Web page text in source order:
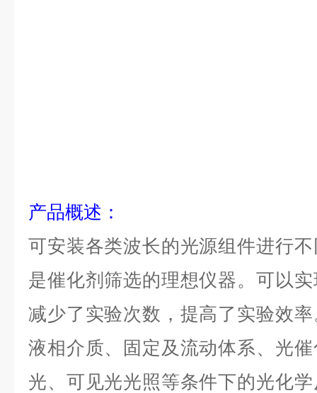
产品概述 ：
可安装各类波长的光源组件进行
是催化剂筛选的理想仪器。 可以
减少了实验次数，提高了实验效
液相介质、固定及流动体系、光
光、可见光光照等条件下的光化